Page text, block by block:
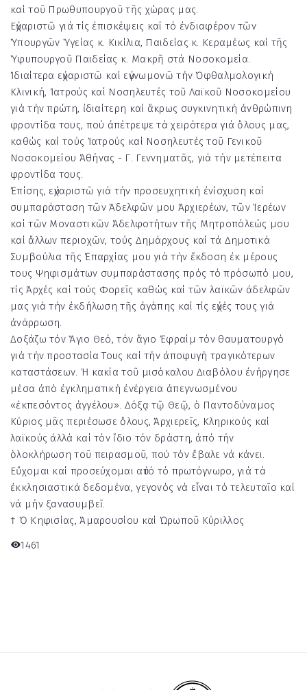
καί τοῦ Πρωθυπουργοῦ τῆς χώρας μας.
Εὐχαριστῶ γιά τίς ἐπισκέψεις καί τό ἐνδιαφέρον τῶν
Ὑπουργῶν Ὑγείας κ. Κικίλια, Παιδείας κ. Κεραμέως καί τῆς
Ὑφυπουργοῦ Παιδείας κ. Μακρῆ στά Νοσοκομεία.
Ἰδιαίτερα εὐχαριστῶ καί εὐγνωμονῶ τήν Ὀφθαλμολογική
Κλινική, Ἰατρούς καί Νοσηλευτές τοῦ Λαϊκοῦ Νοσοκομείου
γιά τήν πρώτη, ἰδιαίτερη καί ἄκρως συγκινητική ἀνθρώπινη
φροντίδα τους, πού ἀπέτρεψε τά χειρότερα γιά ὅλους μας,
καθώς καί τούς Ἰατρούς καί Νοσηλευτές τοῦ Γενικοῦ
Νοσοκομείου Ἀθήνας - Γ. Γεννηματᾶς, γιά τήν μετέπειτα
φροντίδα τους.
Ἐπίσης, εὐχαριστῶ γιά τήν προσευχητική ἐνίσχυση καί
συμπαράσταση τῶν Ἀδελφῶν μου Ἀρχιερέων, τῶν Ἱερέων
καί τῶν Μοναστικῶν Ἀδελφοτήτων τῆς Μητροπόλεώς μου
καί ἄλλων περιοχῶν, τούς Δημάρχους καί τά Δημοτικά
Συμβούλια τῆς Ἐπαρχίας μου γιά τήν ἔκδοση ἐκ μέρους
τους Ψηφισμάτων συμπαράστασης πρός τό πρόσωπό μου,
τίς Ἀρχές καί τούς Φορεῖς καθώς καί τῶν λαϊκῶν ἀδελφῶν
μας γιά τήν ἐκδήλωση τῆς ἀγάπης καί τίς εὐχές τους γιά
ἀνάρρωση.
Δοξάζω τόν Ἅγιο Θεό, τόν ἅγιο Ἐφραίμ τόν θαυματουργό
γιά τήν προστασία Τους καί τήν ἀποφυγή τραγικότερων
καταστάσεων. Ἡ κακία τοῦ μισόκαλου Διαβόλου ἐνήργησε
μέσα ἀπό ἐγκληματική ἐνέργεια ἀπεγνωσμένου
«ἐκπεσόντος ἀγγέλου». Δόξᾳ τῷ Θεῷ, ὁ Παντοδύναμος
Κύριος μᾶς περιέσωσε ὅλους, Ἀρχιερεῖς, Κληρικούς καί
λαϊκούς ἀλλά καί τόν ἴδιο τόν δράστη, ἀπό τήν
ὁλοκλήρωση τοῦ πειρασμοῦ, πού τόν ἔβαλε νά κάνει.
Εὔχομαι καί προσεύχομαι αὐτό τό πρωτόγνωρο, γιά τά
ἐκκλησιαστικά δεδομένα, γεγονός νά εἶναι τό τελευταῖο καί
νά μήν ξανασυμβεῖ.
† Ὁ Κηφισίας, Ἀμαρουσίου καί Ὠρωποῦ Κύριλλος
1461